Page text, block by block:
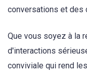
conversations et des
Que vous soyez à la
d'interactions
conviviale qui rend